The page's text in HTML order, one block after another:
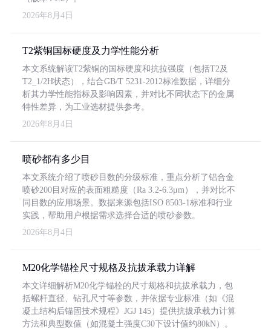
2026年8月4日
T2紫铜国标硬度及力学性能分析
本文系统解读T2紫铜的国标硬度和抗拉强度（包括T2及
T2_1/2H状态），结合GB/T 5231-2012标准数据，详细分
析其力学性能指标及影响因素，并对比不同状态下的金属
特性差异，为工业选材提供参考。
2026年8月4日
喷砂都有多少目
本文系统介绍了喷砂目数的分级标准，重点分析了铝合金
喷砂200目对应的表面粗糙度（Ra 3.2-6.3μm），并对比不
同目数的应用场景。数据来源包括ISO 8503-1标准和行业
实践，帮助用户根据需求选择合适的喷砂参数。
2026年8月4日
M20化学锚栓尺寸规格及抗拔承载力详解
本文详细解析M20化学锚栓的尺寸规格和抗拔承载力，包
括螺杆直径、钻孔尺寸等参数，并依据专业标准（如《混
凝土结构后锚固技术规程》JGJ 145）提供抗拔承载力计算
方法和典型数值（如混凝土强度C30下设计值约80kN）。